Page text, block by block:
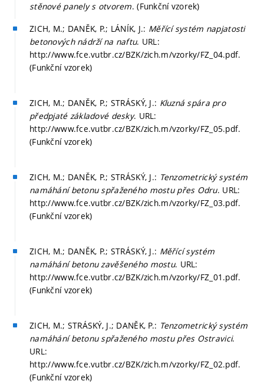
stěnové panely s otvorem. (Funkční vzorek)
ZICH, M.; DANĚK, P.; LÁNÍK, J.: Měřící systém napjatosti
betonových nádrží na naftu. URL:
http://www.fce.vutbr.cz/BZK/zich.m/vzorky/FZ_04.pdf.
(Funkční vzorek)
ZICH, M.; DANĚK, P.; STRÁSKÝ, J.: Kluzná spára pro
předpjaté základové desky. URL:
http://www.fce.vutbr.cz/BZK/zich.m/vzorky/FZ_05.pdf.
(Funkční vzorek)
ZICH, M.; DANĚK, P.; STRÁSKÝ, J.: Tenzometrický systém
namáhání betonu spřaženého mostu přes Odru. URL:
http://www.fce.vutbr.cz/BZK/zich.m/vzorky/FZ_03.pdf.
(Funkční vzorek)
ZICH, M.; DANĚK, P.; STRÁSKÝ, J.: Měřící systém
namáhání betonu zavěšeného mostu. URL:
http://www.fce.vutbr.cz/BZK/zich.m/vzorky/FZ_01.pdf.
(Funkční vzorek)
ZICH, M.; STRÁSKÝ, J.; DANĚK, P.: Tenzometrický systém
namáhání betonu spřaženého mostu přes Ostravici.
URL:
http://www.fce.vutbr.cz/BZK/zich.m/vzorky/FZ_02.pdf.
(Funkční vzorek)